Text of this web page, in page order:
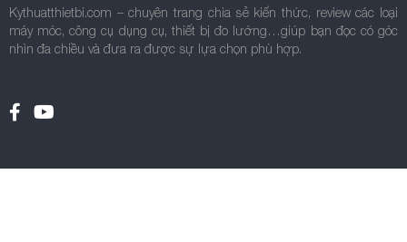
Kythuatthietbi.com – chuyên trang chia sẻ kiến thức, review các loại
máy móc, công cụ dụng cụ, thiết bị đo lường…giúp bạn đọc có góc
nhìn đa chiều và đưa ra được sự lựa chọn phù hợp.